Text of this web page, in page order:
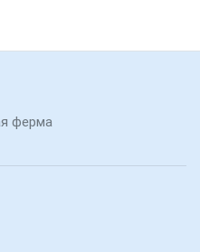
ферма